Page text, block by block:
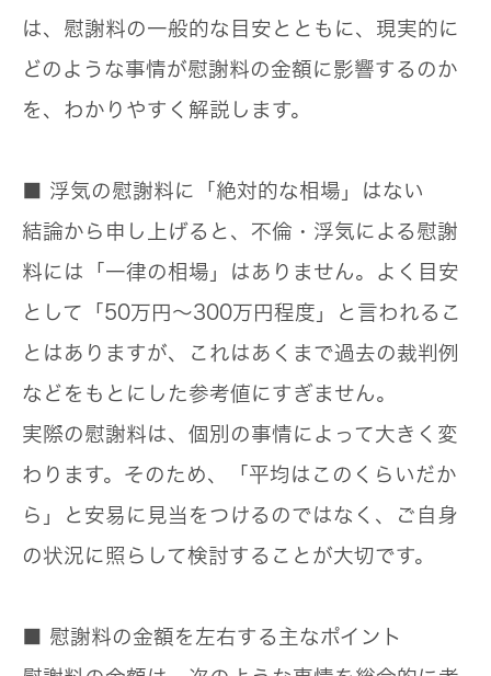
は、慰謝料の一般的な目安とともに、現実的に
どのような事情が慰謝料の金額に影響するのか
を、わかりやすく解説します。
■ 浮気の慰謝料に「絶対的な相場」はない
結論から申し上げると、不倫・浮気による慰謝
料には「一律の相場」はありません。よく目安
として「50万円〜300万円程度」と言われるこ
とはありますが、これはあくまで過去の裁判例
などをもとにした参考値にすぎません。
実際の慰謝料は、個別の事情によって大きく変
わります。そのため、「平均はこのくらいだか
ら」と安易に見当をつけるのではなく、ご自身
の状況に照らして検討することが大切です。
■ 慰謝料の金額を左右する主なポイント